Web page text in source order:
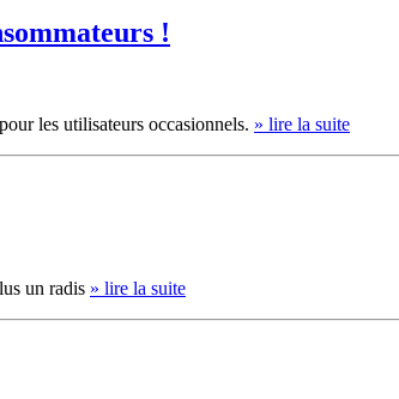
!
les utilisateurs occasionnels. » lire la suite
un radis » lire la suite